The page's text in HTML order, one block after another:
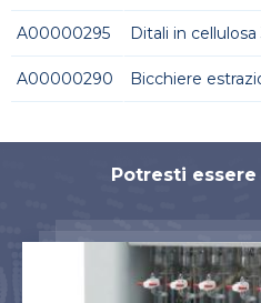
A00000295 Ditali in
A00000290 Bicchiere
Potresti